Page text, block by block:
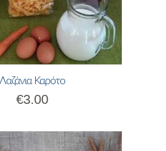
Λαζάνια Καρότο
€3.00